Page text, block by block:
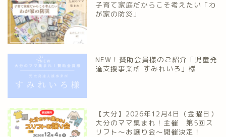
子育て家庭だからこそ考えたい「わ
が家の防災」
NEW！賛助会員様のご紹介「児童発
達支援事業所 すみれいろ」様
【大分】2026年12月4日（金曜日）
大分のママ集まれ！主催 第5回ス
リフト〜お譲り会〜開催決定！